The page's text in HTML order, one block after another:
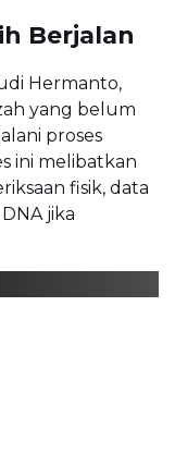
Berjalan
Hermanto,
yang belum
proses
ini melibatkan
fisik, data
jika